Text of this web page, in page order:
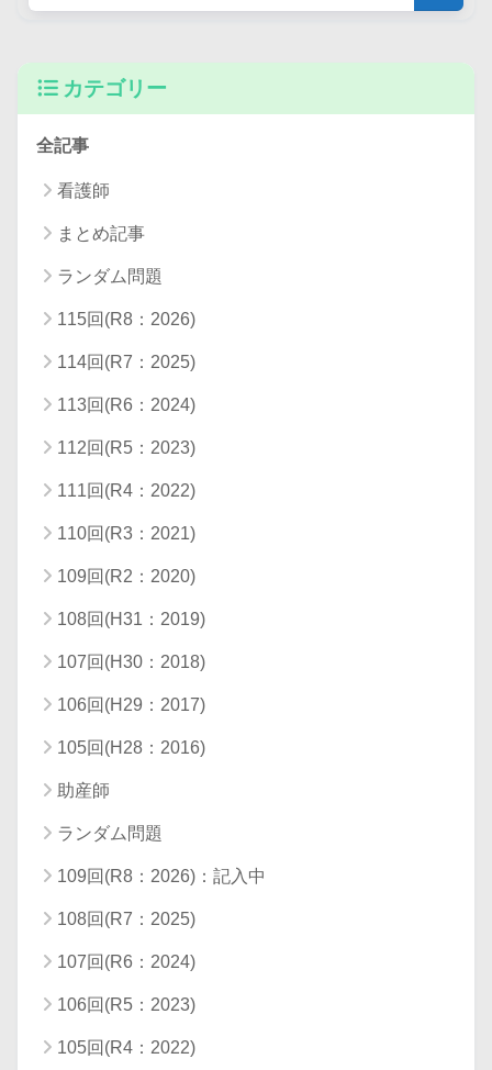
カテゴリー
全記事
看護師
まとめ記事
ランダム問題
115回(R8：2026)
114回(R7：2025)
113回(R6：2024)
112回(R5：2023)
111回(R4：2022)
110回(R3：2021)
109回(R2：2020)
108回(H31：2019)
107回(H30：2018)
106回(H29：2017)
105回(H28：2016)
助産師
ランダム問題
109回(R8：2026)：記入中
108回(R7：2025)
107回(R6：2024)
106回(R5：2023)
105回(R4：2022)